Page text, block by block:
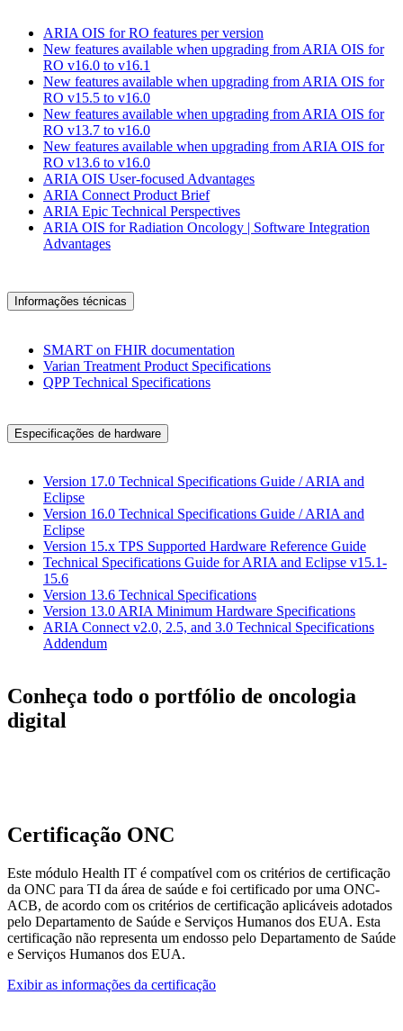
ARIA OIS for RO features per version
New features available when upgrading from ARIA OIS for
RO v16.0 to v16.1
New features available when upgrading from ARIA OIS for
RO v15.5 to v16.0
New features available when upgrading from ARIA OIS for
RO v13.7 to v16.0
New features available when upgrading from ARIA OIS for
RO v13.6 to v16.0
ARIA OIS User-focused Advantages
ARIA Connect Product Brief
ARIA Epic Technical Perspectives
ARIA OIS for Radiation Oncology | Software Integration
Advantages
Informações técnicas
SMART on FHIR documentation
Varian Treatment Product Specifications
QPP Technical Specifications
Especificações de hardware
Version 17.0 Technical Specifications Guide / ARIA and
Eclipse
Version 16.0 Technical Specifications Guide / ARIA and
Eclipse
Version 15.x TPS Supported Hardware Reference Guide
Technical Specifications Guide for ARIA and Eclipse v15.1-
15.6
Version 13.6 Technical Specifications
Version 13.0 ARIA Minimum Hardware Specifications
ARIA Connect v2.0, 2.5, and 3.0 Technical Specifications
Addendum
Conheça todo o portfólio de oncologia
digital
Certificação ONC
Este módulo Health IT é compatível com os critérios de certificação
da ONC para TI da área de saúde e foi certificado por uma ONC-
ACB, de acordo com os critérios de certificação aplicáveis adotados
pelo Departamento de Saúde e Serviços Humanos dos EUA. Esta
certificação não representa um endosso pelo Departamento de Saúde
e Serviços Humanos dos EUA.
Exibir as informações da certificação